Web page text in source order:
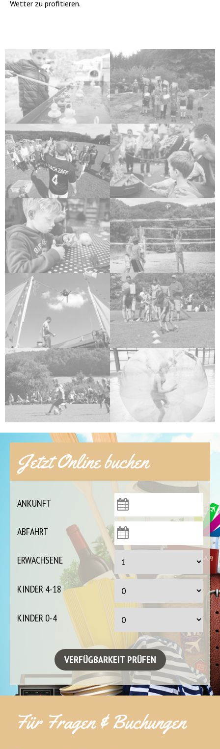
Wetter zu profitieren.
Jetzt Online buchen
ANKUNFT
ABFAHRT
ERWACHSENE
KINDER 4-18
KINDER 0-4
Für Fragen & Buchungen